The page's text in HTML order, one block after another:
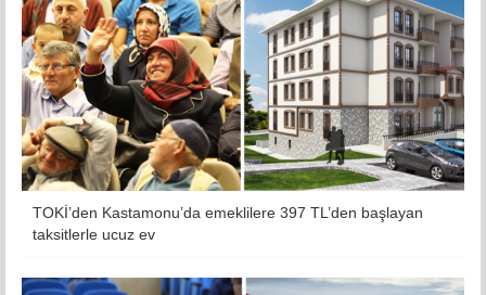
TOKİ’den Kastamonu’da emeklilere 397 TL’den başlayan
taksitlerle ucuz ev